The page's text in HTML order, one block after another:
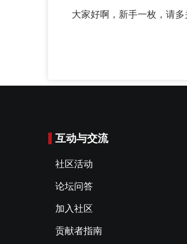
大家好啊，新手一枚，请多
互动与交流
社区活动
论坛问答
加入社区
贡献者指南